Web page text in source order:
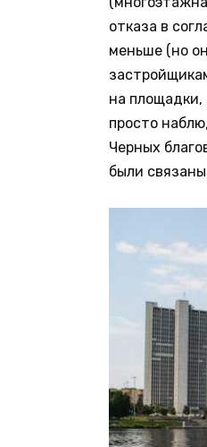
отказа в
меньше (но
на площадки,
просто
Черных
были